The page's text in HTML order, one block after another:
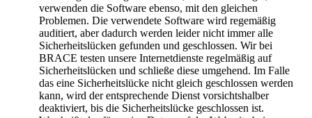
Keramiken
Keramische Hohlkugeln
Kosmetik
Metalle
Fraunhofer UMSICHT Tage
Probiotics Encapsulation
Powering Green Chemistry with Microspheres and
Microcapsules
Anfahrt
Bestätigungsseite Anfrage
Neu Registrieren
Zusatzinformationen
Passwort vergessen
Login
Neu Registrieren
verwenden die Software ebenso, mit den gleichen
Problemen. Die verwendete Software wird regemäßig
auditiert, aber dadurch werden leider nicht immer alle
Sicherheitslücken gefunden und geschlossen. Wir bei
BRACE testen unsere Internetdienste regelmäßig auf
Sicherheitslücken und schließe diese umgehend. Im Falle
das eine Sicherheitslücke nicht gleich geschlossen werden
kann, wird der entsprechende Dienst vorsichtshalber
deaktiviert, bis die Sicherheitslücke geschlossen ist.